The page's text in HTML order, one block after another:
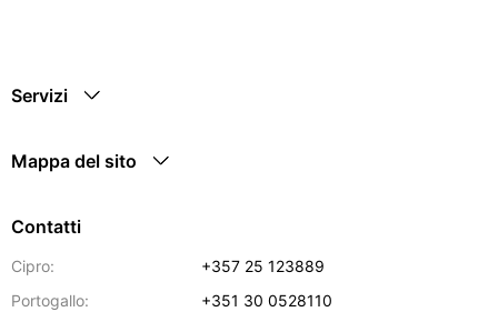
Servizi
Mappa del sito
Contatti
Cipro:
+357 25 123889
Portogallo:
+351 30 0528110